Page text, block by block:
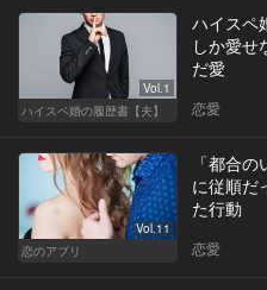
Vol.1
ハイスペ婚の履歴書【夫】
ハイスペ
しか愛せ
だ愛
恋愛
Vol.11
恋のアプリ
「都合
に従順だ
た行動
恋愛